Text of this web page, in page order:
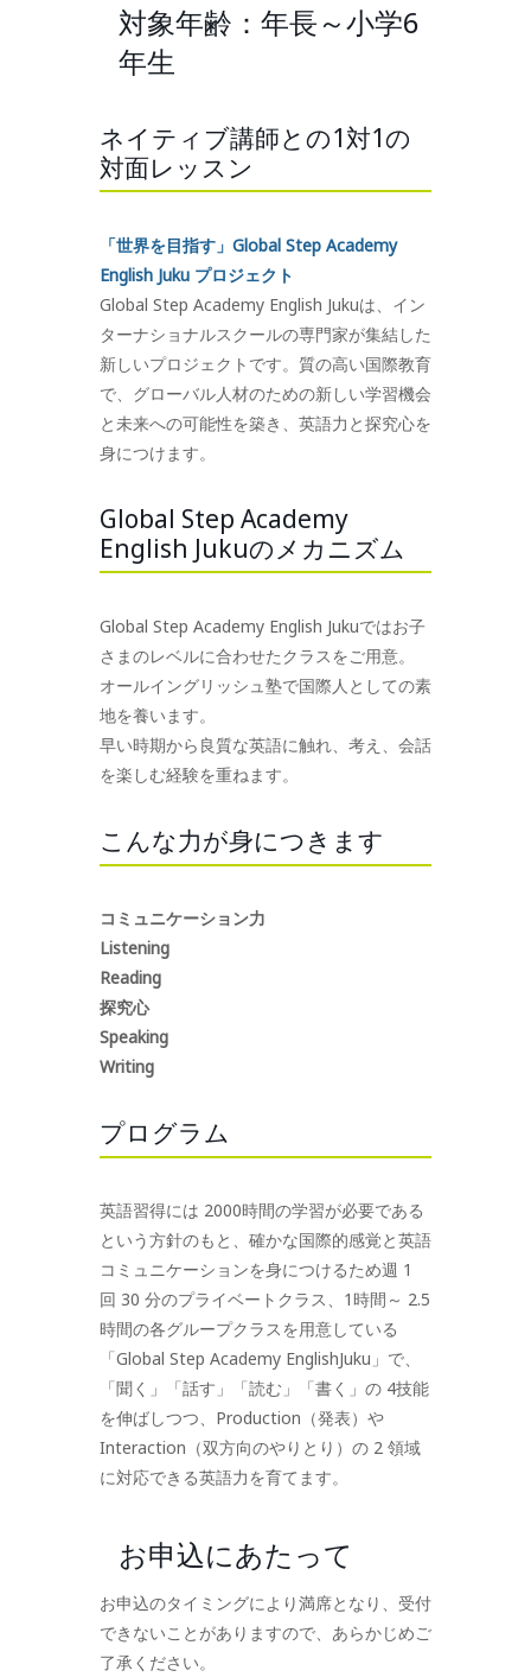
対象年齢：年長～小学6
年生
ネイティブ講師との1対1の
対面レッスン
「世界を目指す」Global Step Academy
English Juku プロジェクト
Global Step Academy English Jukuは、イン
ターナショナルスクールの専門家が集結した
新しいプロジェクトです。質の高い国際教育
で、グローバル人材のための新しい学習機会
と未来への可能性を築き、英語力と探究心を
身につけます。
Global Step Academy
English Jukuのメカニズム
Global Step Academy English Jukuではお子
さまのレベルに合わせたクラスをご用意。
オールイングリッシュ塾で国際人としての素
地を養います。
早い時期から良質な英語に触れ、考え、会話
を楽しむ経験を重ねます。
こんな力が身につきます
コミュニケーション力
Listening
Reading
探究心
Speaking
Writing
プログラム
英語習得には 2000時間の学習が必要である
という方針のもと、確かな国際的感覚と英語
コミュニケーションを身につけるため週 1
回 30 分のプライベートクラス、1時間～ 2.5
時間の各グループクラスを用意している
「Global Step Academy EnglishJuku」で、
「聞く」「話す」「読む」「書く」の 4技能
を伸ばしつつ、Production（発表）や
Interaction（双方向のやりとり）の 2 領域
に対応できる英語力を育てます。
お申込にあたって
お申込のタイミングにより満席となり、受付
できないことがありますので、あらかじめご
了承ください。